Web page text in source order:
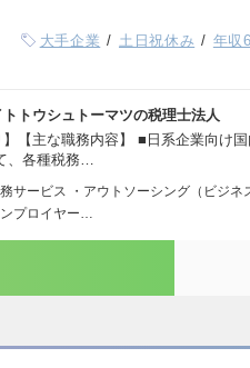
大手企業 土日祝休み 年収
トウシュトーマツの税理士法人
【主な職務内容】 ■日系企業向け
、各種税務…
サービス ・アウトソーシング（ビジネ
ンプロイヤー…